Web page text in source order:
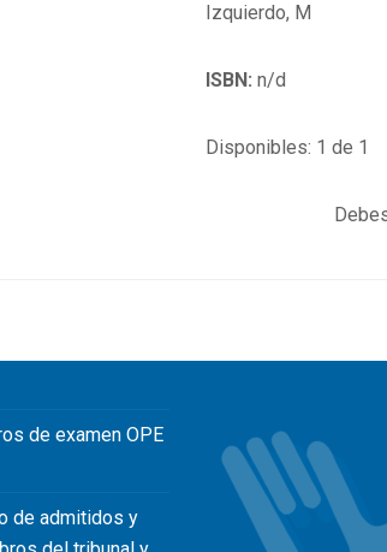
Izquierdo, M
ISBN: n/d
Disponibles: 1 de 1
de examen OPE
de admitidos y